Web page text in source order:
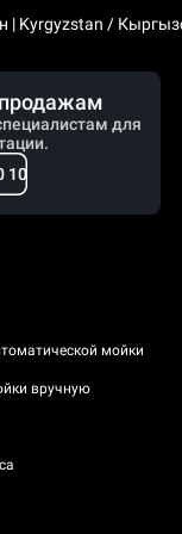
Kyrgyzstan /
для
10
мойки
вручную